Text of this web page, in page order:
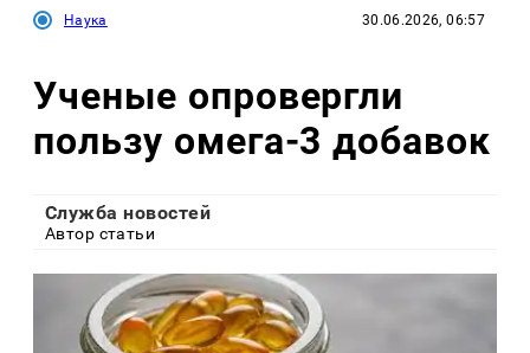
Наука 30.06.2026, 06:57
Ученые опровергли
пользу омега-3 добавок
Служба новостей
Автор статьи